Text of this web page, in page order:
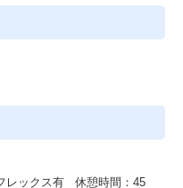
レックス有 休憩時間：45